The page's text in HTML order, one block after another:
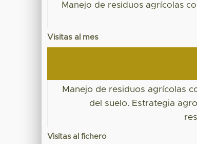
Manejo de residuos agrícolas
Visitas al mes
Manejo de residuos agrícolas
del suelo. Estrategia
Visitas al fichero